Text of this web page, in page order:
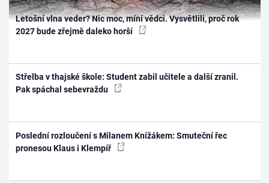
Letošní vlna veder? Nic moc, míní vědci. Vysvětlili, proč rok
2027 bude zřejmě daleko horší
Střelba v thajské škole: Student zabil učitele a další zranil.
Pak spáchal sebevraždu
Poslední rozloučení s Milanem Knížákem: Smuteční řec
pronesou Klaus i Klempíř